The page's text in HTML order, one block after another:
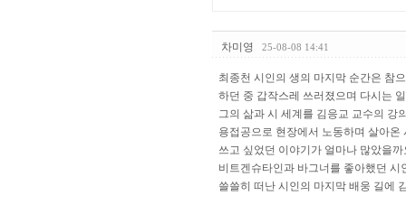
차미영 25-08-08 14:41
최종천 시인의 생의 마지막 순간은 참
하던 중 갑작스레 쓰러졌으며 다시는
그의 삶과 시 세계를 김응교 교수의 강
용접공으로 현장에서 노동하며 살아
쓰고 싶었던 이야기가 얼마나 많았을
비트겐슈타인과 바그너를 좋아했던
쓸쓸히 떠난 시인의 마지막 배웅 길에